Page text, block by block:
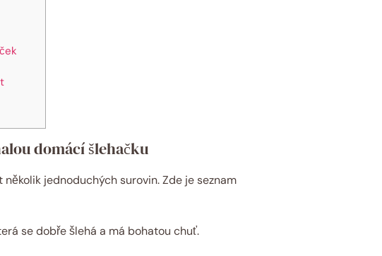
domácí šlehačku
jednoduchých surovin. Zde je seznam
se dobře šlehá a má bohatou chuť.